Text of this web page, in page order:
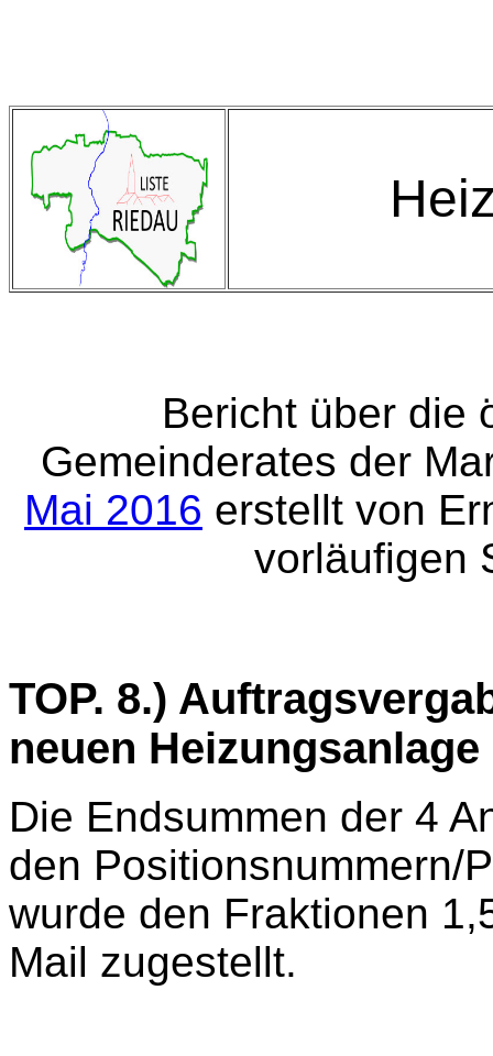
Bericht über die
Gemeinderates der
Mai 2016 erstellt von
vorläufigen
TOP. 8.)
neuen
Die Endsummen der 4
den Positionsnummern/
wurde den Fraktionen
Mail zugestellt.